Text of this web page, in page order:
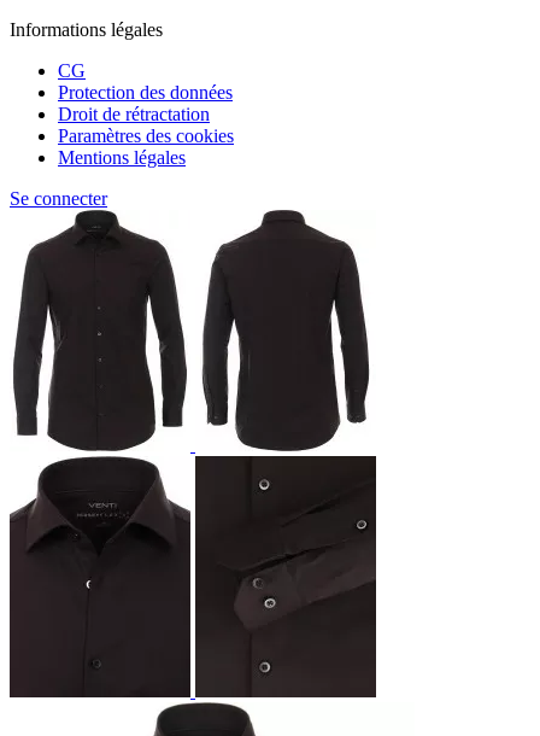
Informations légales
CG
Protection des données
Droit de rétractation
Paramètres des cookies
Mentions légales
Se connecter